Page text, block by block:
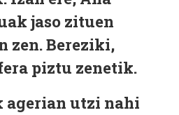
jaso zituen
zen. Bereziki,
piztu zenetik.
utzi nahi